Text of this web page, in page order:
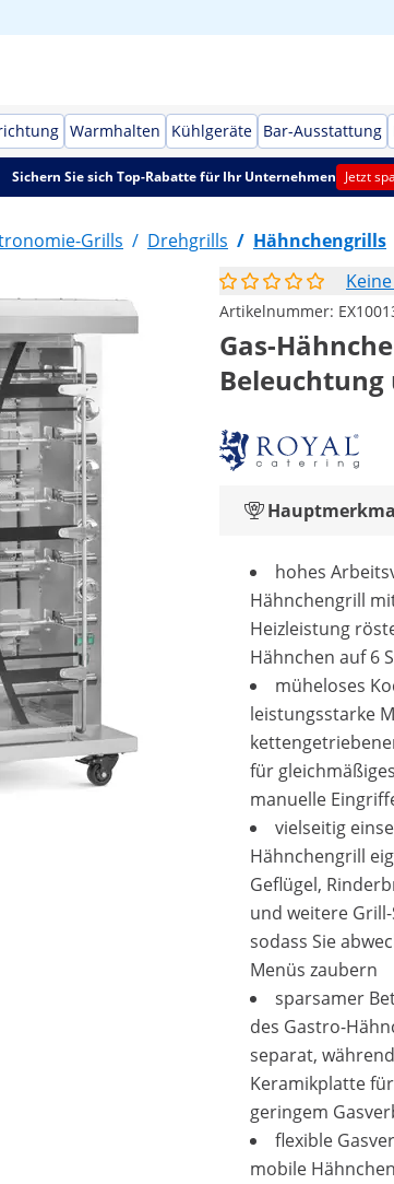
Warmhalten Kühlgeräte Bar-Ausstattung
Sichern Sie sich Top-Rabatte für Ihr Unternehmen Jetzt
Grills / Drehgrills / Hähnchengrills
Artikelnummer:
Gas-
Beleuchtung
hohes
Hähnchengrill
Heizleistung
Hähnchen auf 6
müheloses
leistungsstarke
für
manuelle
vielseitig
Hähnchengrill
Geflügel,
und weitere
sodass Sie
Menüs zaubern
sparsamer
des Gastro-
separat,
Keramikplatte
geringem
flexible
mobile